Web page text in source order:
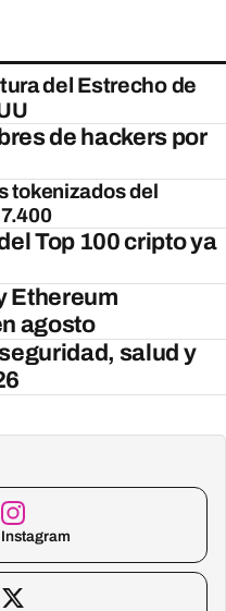
del Estrecho de
de hackers por
tokenizados del
Top 100 cripto ya
Ethereum
agosto
salud y
Instagram